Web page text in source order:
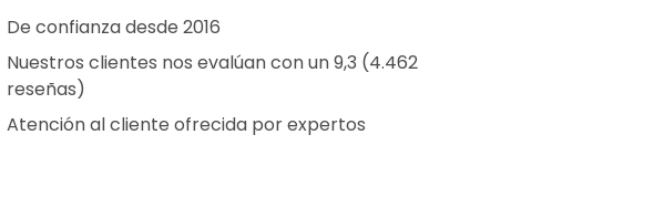
De confianza desde 2016
Nuestros clientes nos evalúan con un 9,3 (4.462
reseñas)
Atención al cliente ofrecida por expertos